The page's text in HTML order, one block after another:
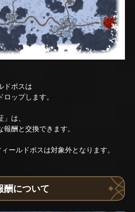
ドボスは
ロップします。
は、
酬と交換できます。
ールドボスは対象外となります。
酬について